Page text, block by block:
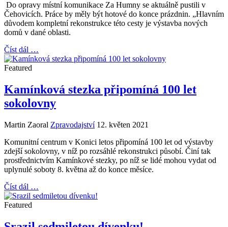
Do opravy místní komunikace Za Humny se aktuálně pustili v
Čehovicích. Práce by měly být hotové do konce prázdnin. „Hlavním
důvodem kompletní rekonstrukce této cesty je výstavba nových
domů v dané oblasti.
Číst dál …
Featured
Kamínková stezka připomíná 100 let
sokolovny
Martin Zaoral Zpravodajství 12. květen 2021
Komunitní centrum v Konici letos připomíná 100 let od výstavby
zdejší sokolovny, v níž po rozsáhlé rekonstrukci působí. Činí tak
prostřednictvím Kamínkové stezky, po níž se lidé mohou vydat od
uplynulé soboty 8. května až do konce měsíce.
Číst dál …
Featured